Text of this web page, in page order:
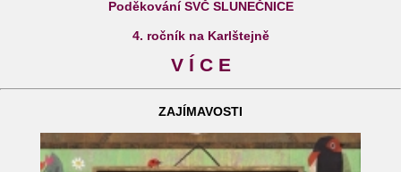
Poděkování SVČ SLUNEČNICE
4. ročník na Karlštejně
V Í C E
ZAJÍMAVOSTI